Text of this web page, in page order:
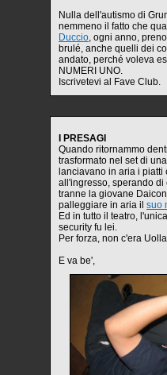
Nulla dell'autismo di
nemmeno il fatto che
Duccio, ogni anno,
brulé, anche quelli dei
andato, perché voleva
NUMERI UNO.
Iscrivetevi al Fave Club.
I PRESAGI
Quando ritornammo
trasformato nel set di
lanciavano in aria i
all'ingresso, sperando di
tranne la giovane
palleggiare in aria il suo
Ed in tutto il teatro,
security fu lei.
Per forza, non c'era
E va be',